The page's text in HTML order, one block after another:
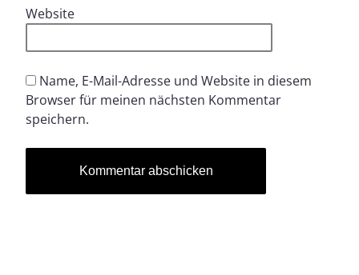
Website
Name, E-Mail-Adresse und Website in diesem
Browser für meinen nächsten Kommentar
speichern.